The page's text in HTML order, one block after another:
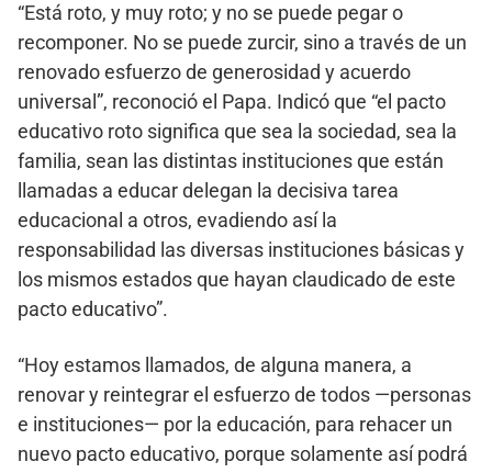
“Está roto, y muy roto; y no se puede pegar o
recomponer. No se puede zurcir, sino a través de un
renovado esfuerzo de generosidad y acuerdo
universal”, reconoció el Papa. Indicó que “el pacto
educativo roto significa que sea la sociedad, sea la
familia, sean las distintas instituciones que están
llamadas a educar delegan la decisiva tarea
educacional a otros, evadiendo así la
responsabilidad las diversas instituciones básicas y
los mismos estados que hayan claudicado de este
pacto educativo”.
“Hoy estamos llamados, de alguna manera, a
renovar y reintegrar el esfuerzo de todos —personas
e instituciones— por la educación, para rehacer un
nuevo pacto educativo, porque solamente así podrá